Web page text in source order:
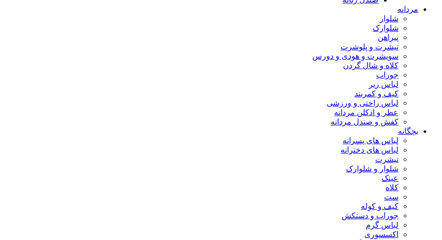
مردانه
شلوار
شلوارک
پیراهن
تیشرت و پلوشرت
سویشرت و هودی و دورس
کلاه و شال گردن
جوراب
لباس زیر
کیف و کمربند
لباس راحتی و ورزشی
عطر و ادکلن مردانه
کفش و صندل مردانه
بچگانه
لباس های پسرانه
لباس های دخترانه
تیشرت
شلوار و شلوارک
عینک
کلاه
ست
کیف و کوله
جوراب و دستکش
لباس گرم
اکسسوری